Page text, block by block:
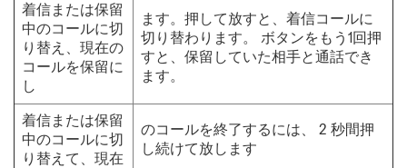
着信または保留
中のコールに切
り替え、現在の
コールを保留に
し
ます。押して放すと、着信コールに
切り替わります。 ボタンをもう1回押
すと、保留していた相手と通話でき
ます。
着信または保留
中のコールに切
り替えて、現在
のコールを終了するには、 2 秒間押
し続けて放します